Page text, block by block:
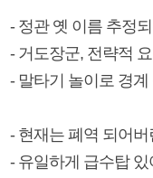
- 정관 옛 이름 추정
- 거도장군, 전략적
- 말타기 놀이로 경
- 현재는 폐역 되어버
- 유일하게 급수탑 있